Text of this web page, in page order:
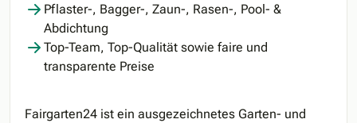
Pflaster-, Bagger-, Zaun-, Rasen-, Pool- &
Abdichtung
Top-Team, Top-Qualität sowie faire und
transparente Preise
Fairgarten24 ist ein ausgezeichnetes Garten- und